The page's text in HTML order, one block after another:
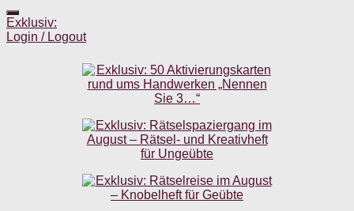
Exklusiv:
Login / Logout